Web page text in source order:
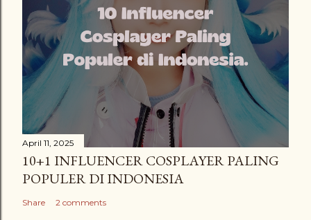
April 11, 2025
10+1 INFLUENCER COSPLAYER PALING
POPULER DI INDONESIA
Share 2 comments